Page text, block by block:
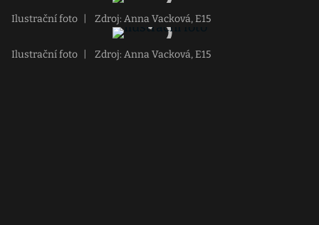
Ilustrační foto Zdroj: Anna Vacková, E15
Ilustrační foto Zdroj: Anna Vacková, E15